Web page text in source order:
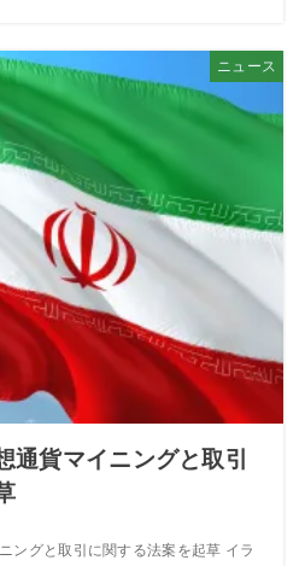
ニュース
通貨マイニングと取引
ングと取引に関する法案を起草 イラ